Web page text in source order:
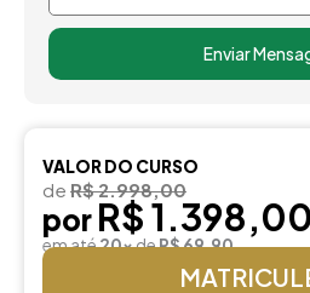
Enviar
VALOR DO CURSO
de R$ 2.998,00
por R$ 1.398,00
em até20xdeR$ 69,90